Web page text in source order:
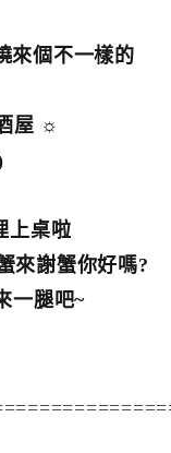
來個不一樣的
屋 ☼
上桌啦
來謝蟹你好嗎?
腿吧~